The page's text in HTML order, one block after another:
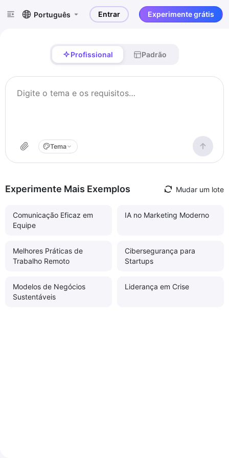
Português Entrar Experimente grátis
Profissional Padrão
Tema
Experimente Mais Exemplos Mudar um lote
Comunicação Eficaz em
Equipe
IA no Marketing Moderno
Melhores Práticas de
Trabalho Remoto
Cibersegurança para
Startups
Modelos de Negócios
Sustentáveis
Liderança em Crise